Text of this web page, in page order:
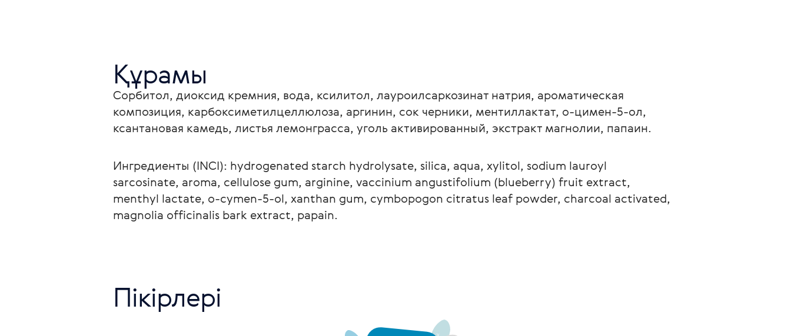
Құрамы
Сорбитол, диоксид кремния, вода, ксилитол, лауроилсаркозинат натрия, ароматическая
композиция, карбоксиметилцеллюлоза, аргинин, сок черники, ментиллактат, о-цимен-5-ол,
ксантановая камедь, листья лемонграсса, уголь активированный, экстракт магнолии, папаин.
Ингредиенты (INCI): hydrogenated starch hydrolysate, silica, aqua, xylitol, sodium lauroyl
sarcosinate, aroma, cellulose gum, arginine, vaccinium angustifolium (blueberry) fruit extract,
menthyl lactate, o-cymen-5-ol, xanthan gum, cymbopogon citratus leaf powder, charcoal activated,
magnolia officinalis bark extract, papain.
Пікірлері